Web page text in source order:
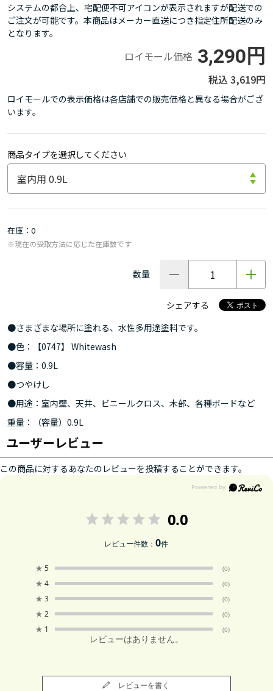
システムの都合上、宅配便不可アイコンが表示されますが配送での
ご注文が可能です。本商品はメーカー直送につき指定住所配送のみ
となります。
ロイモール価格 3,290円
3,619円
ロイモールでの表示価格は各店舗での販売価格と異なる場合がござ
います。
商品タイプを選択してください
在庫 0
※現在の受取方法に応じた在庫数です
数量
シェアする
●さまざまな場所に塗れる、水性多用途塗料です。
●色：【0747】 Whitewash
●容量：0.9L
●つやけし
●用途：室内壁、天井、ビニールクロス、木部、各種ボードなど
重量：（容量）0.9L
ユーザーレビュー
この商品に対するあなたのレビューを投稿することができます。
0.0
レビュー件数：0件
★ 5 (0)
★ 4 (0)
★ 3 (0)
★ 2 (0)
★ 1 (0)
レビューはありません。
レビューを書く